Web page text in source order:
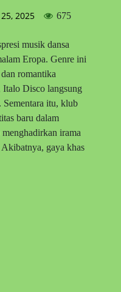
2025 675
musik dansa
Eropa. Genre ini
romantika
Disco langsung
itu, klub
baru dalam
irama
gaya khas